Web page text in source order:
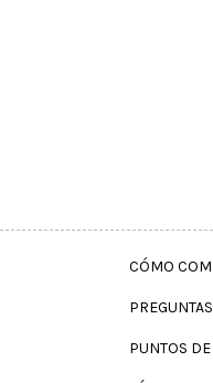
CÓMO
PUNTOS